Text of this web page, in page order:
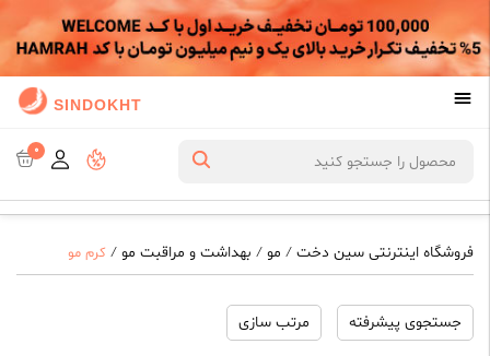
SINDOKHT
0
فروشگاه اینترنتی سین دخت / مو / بهداشت و مراقبت مو / کرم مو
جستجوی پیشرفته مرتب سازی